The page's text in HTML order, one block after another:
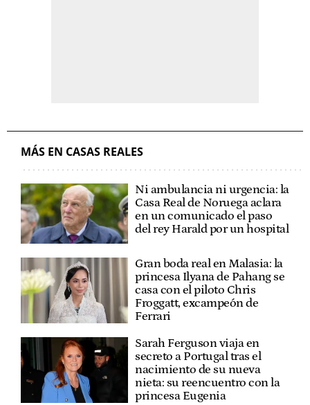
MÁS EN CASAS REALES
Ni ambulancia ni urgencia: la
Casa Real de Noruega aclara
en un comunicado el paso
del rey Harald por un hospital
Gran boda real en Malasia: la
princesa Ilyana de Pahang se
casa con el piloto Chris
Froggatt, excampeón de
Ferrari
Sarah Ferguson viaja en
secreto a Portugal tras el
nacimiento de su nueva
nieta: su reencuentro con la
princesa Eugenia